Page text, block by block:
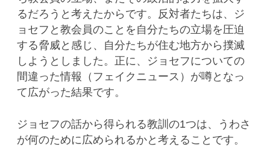
るだろうと考えたからです。反対者たちは、ジ
ョセフと教会員のことを自分たちの立場を圧迫
する脅威と感じ、自分たちが住む地方から撲滅
しようとしました。正に、ジョセフについての
間違った情報（フェイクニュース）が噂となっ
て広がった結果です。
ジョセフの話から得られる教訓の1つは、うわさ
が何のために広められるかと考えることです。